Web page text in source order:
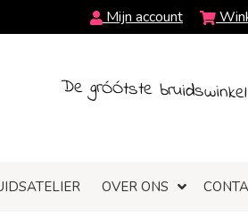
Mijn account
De grÓÓtste
OVER ONS